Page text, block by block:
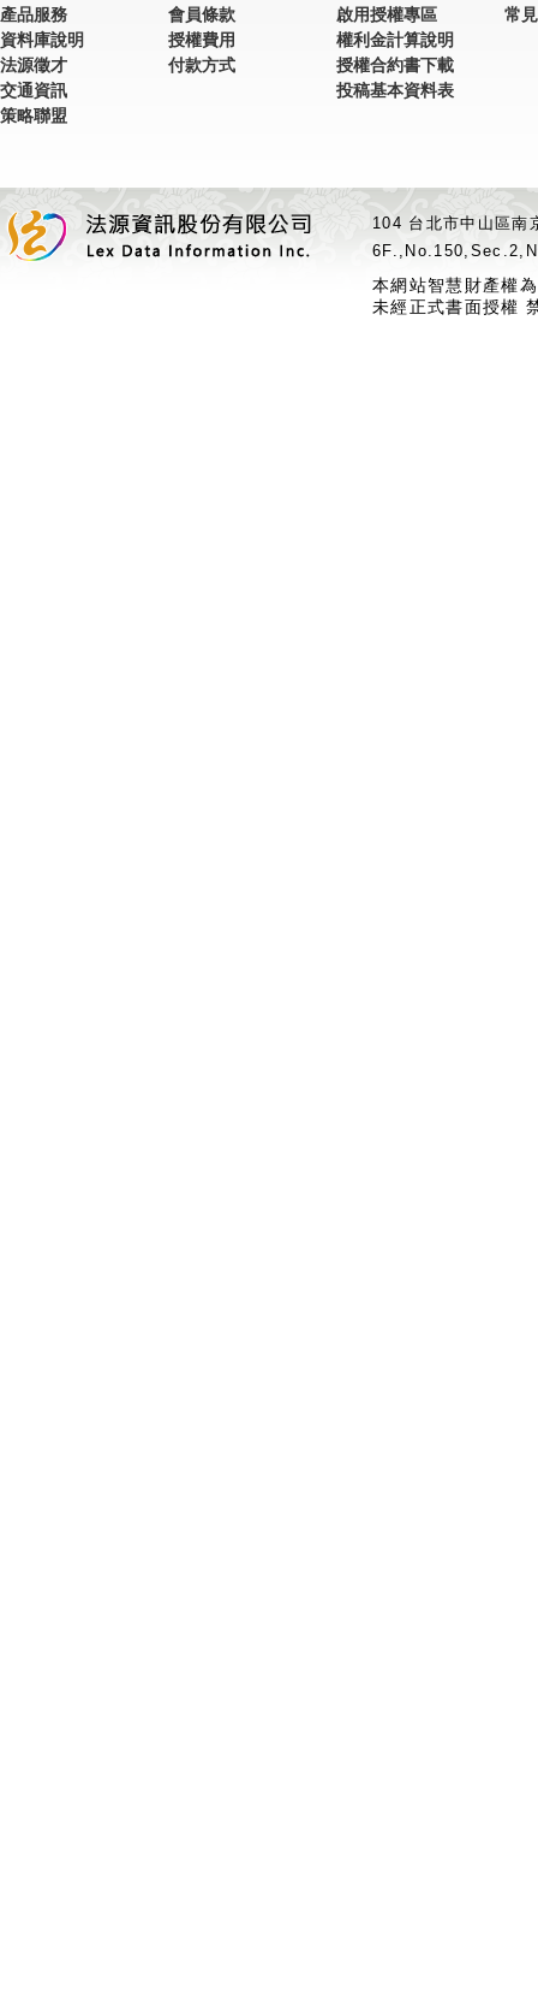
產品服務
資料庫說明
法源徵才
交通資訊
策略聯盟
會員條款
授權費用
付款方式
啟用授權專區
權利金計算說明
授權合約書下載
投稿基本資料表
常
104 台北市中山區
本網站智慧財產權
未經正式書面授權